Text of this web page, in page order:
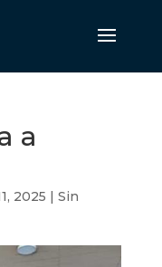
a
2025 | Sin